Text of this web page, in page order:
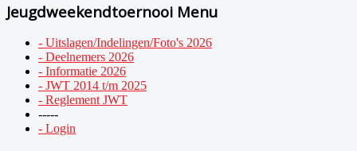
Jeugdweekendtoernooi Menu
- Uitslagen/Indelingen/Foto's 2026
- Deelnemers 2026
- Informatie 2026
- JWT 2014 t/m 2025
- Reglement JWT
-----
- Login